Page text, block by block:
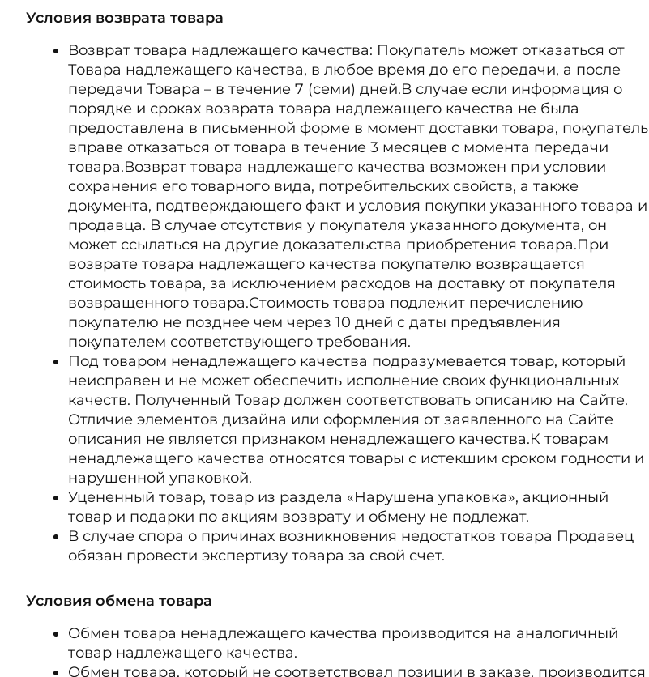
Условия возврата товара
Возврат товара надлежащего качества: Покупатель может отказаться от
Товара надлежащего качества, в любое время до его передачи, а после
передачи Товара – в течение 7 (семи) дней.В случае если информация о
порядке и сроках возврата товара надлежащего качества не была
предоставлена в письменной форме в момент доставки товара, покупатель
вправе отказаться от товара в течение 3 месяцев с момента передачи
товара.Возврат товара надлежащего качества возможен при условии
сохранения его товарного вида, потребительских свойств, а также
документа, подтверждающего факт и условия покупки указанного товара и
продавца. В случае отсутствия у покупателя указанного документа, он
может ссылаться на другие доказательства приобретения товара.При
возврате товара надлежащего качества покупателю возвращается
стоимость товара, за исключением расходов на доставку от покупателя
возвращенного товара.Стоимость товара подлежит перечислению
покупателю не позднее чем через 10 дней с даты предъявления
покупателем соответствующего требования.
Под товаром ненадлежащего качества подразумевается товар, который
неисправен и не может обеспечить исполнение своих функциональных
качеств. Полученный Товар должен соответствовать описанию на Сайте.
Отличие элементов дизайна или оформления от заявленного на Сайте
описания не является признаком ненадлежащего качества.К товарам
ненадлежащего качества относятся товары с истекшим сроком годности и
нарушенной упаковкой.
Уцененный товар, товар из раздела «Нарушена упаковка», акционный
товар и подарки по акциям возврату и обмену не подлежат.
В случае спора о причинах возникновения недостатков товара Продавец
обязан провести экспертизу товара за свой счет.
Условия обмена товара
Обмен товара ненадлежащего качества производится на аналогичный
товар надлежащего качества.
Обмен товара, который не соответствовал позиции в заказе, производится